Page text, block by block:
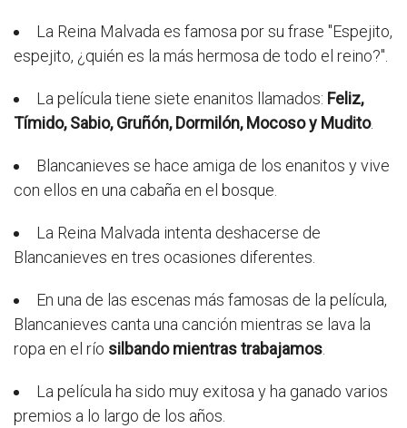
La Reina Malvada es famosa por su frase "Espejito,
espejito, ¿quién es la más hermosa de todo el reino?".
La película tiene siete enanitos llamados: Feliz,
Tímido, Sabio, Gruñón, Dormilón, Mocoso y Mudito.
Blancanieves se hace amiga de los enanitos y vive
con ellos en una cabaña en el bosque.
La Reina Malvada intenta deshacerse de
Blancanieves en tres ocasiones diferentes.
En una de las escenas más famosas de la película,
Blancanieves canta una canción mientras se lava la
ropa en el río silbando mientras trabajamos
La película ha sido muy exitosa y ha ganado varios
premios a lo largo de los años.